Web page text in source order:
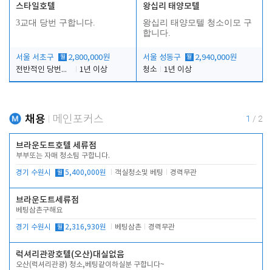
스타일호텔
3교대 당번 구합니다.
서울 서초구 월 2,800,000원
전반적인 당번업무
1년 이상
왕십리 태양모텔
왕십리 태양모텔 청소이모 구
합니다.
서울 성동구 월 2,940,000원
청소
1년 이상
채용 메인포커스 1 / 2
브라운도트호텔 세류점
부부또는 자매 청소팀 구합니다.
경기 수원시 월 5,400,000원 객실청소및 베팅 경력무관
브라운도트세류점
베팅삼촌구해요
경기 수원시 월 2,316,930원 베팅삼촌 경력무관
럭셔리관광호텔(오산)대실없음
오산(럭셔리관광) 청소,베팅같이하실분 구합니다~